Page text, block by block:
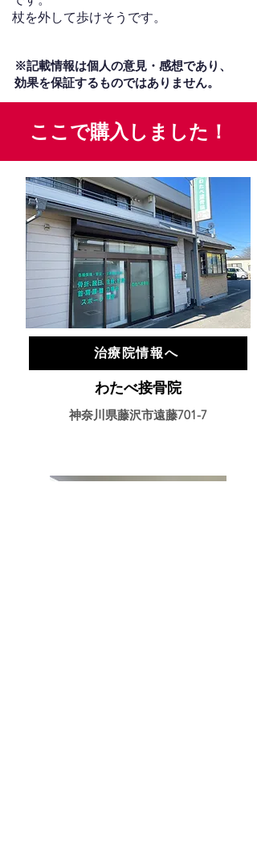
杖を外して歩けそうです。
※記載情報は個人の意見・感想であり、
効果を保証するものではありません。
ここで購入しました！
治療院情報へ
わたべ接骨院
神奈川県藤沢市遠藤701-7